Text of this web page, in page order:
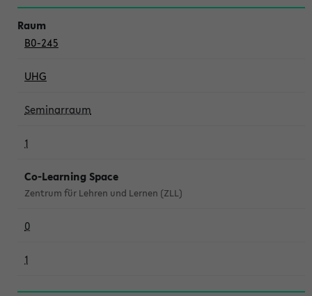
B0-245
UHG
Seminarraum
1
Co-Learning Space
Zentrum für Lehren und Lernen (ZLL)
0
1